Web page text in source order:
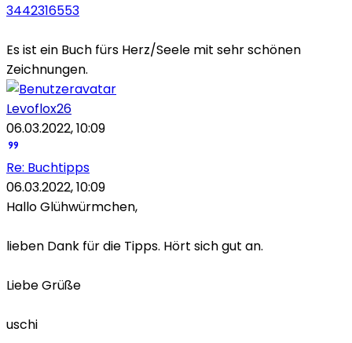
3442316553
Es ist ein Buch fürs Herz/Seele mit sehr schönen
Zeichnungen.
Levoflox26
06.03.2022, 10:09
Re: Buchtipps
06.03.2022, 10:09
Hallo Glühwürmchen,
lieben Dank für die Tipps. Hört sich gut an.
Liebe Grüße
uschi